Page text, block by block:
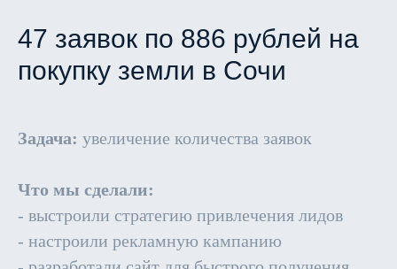
47 заявок по 886 рублей на
покупку земли в Сочи
Задача: увеличение количества заявок
Что мы сделали:
- выстроили стратегию привлечения лидов
- настроили рекламную кампанию